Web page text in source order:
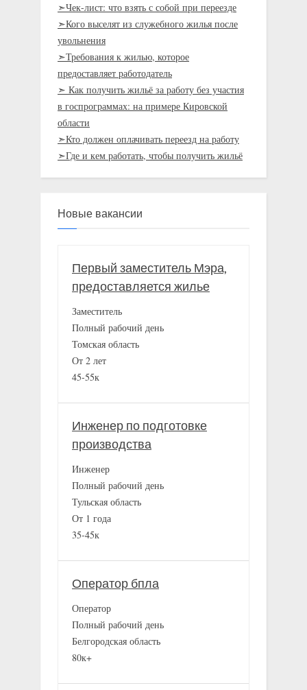
➣Чек-лист: что взять с собой при переезде
➣Кого выселят из служебного жилья после
увольнения
➣Требования к жилью, которое
предоставляет работодатель
➣ Как получить жильё за работу без участия
в госпрограммах: на примере Кировской
области
➣Кто должен оплачивать переезд на работу
➣Где и кем работать, чтобы получить жильё
Новые вакансии
Первый заместитель Мэра,
предоставляется жилье
Заместитель
Полный рабочий день
Томская область
От 2 лет
45-55к
Инженер по подготовке
производства
Инженер
Полный рабочий день
Тульская область
От 1 года
35-45к
Оператор бпла
Оператор
Полный рабочий день
Белгородская область
80к+